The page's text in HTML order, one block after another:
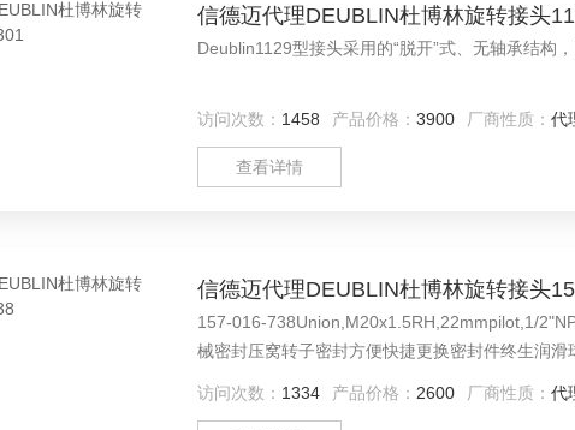
信德迈代理DEUBLIN杜博林旋转接头
Deublin1129型接头采用的“脱开”式、无轴承结构
访问次数： 1458 产品价格： 3900 厂商性质： 代
查看详情
信德迈代理DEUBLIN杜博林旋转接头
157-016-738Union,M20x1.5RH,22mmpilot,1/
械密封压窝转子密封方便快捷更换密封件终生润
访问次数： 1334 产品价格： 2600 厂商性质： 代